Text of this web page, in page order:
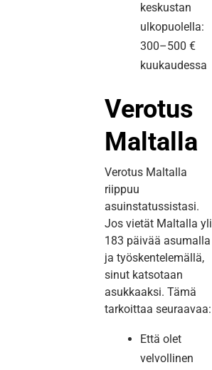
keskustan
ulkopuolella:
300–500 €
kuukaudessa
Verotus
Maltalla
Verotus Maltalla
riippuu
asuinstatussistasi.
Jos vietät Maltalla yli
183 päivää asumalla
ja työskentelemällä,
sinut katsotaan
asukkaaksi. Tämä
tarkoittaa seuraavaa:
Että olet
velvollinen